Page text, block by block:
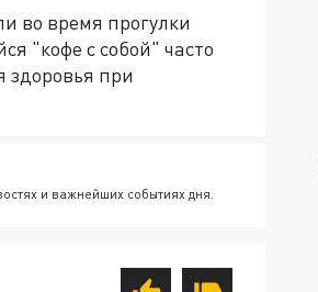
во время прогулки
"кофе с собой" часто
здоровья при
и важнейших событиях дня.